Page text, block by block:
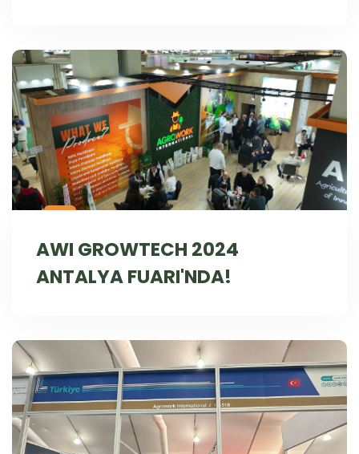
AWI GROWTECH 2024
ANTALYA FUARI'NDA!